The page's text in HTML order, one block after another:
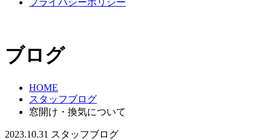
プライバシーポリシー
ブログ
HOME
スタッフブログ
窓開け・換気について
2023.10.31 スタッフブログ